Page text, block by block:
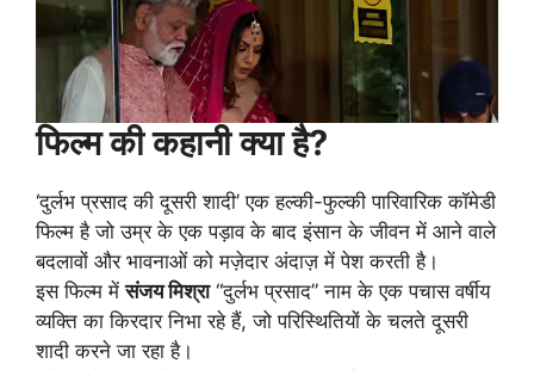
फिल्म की कहानी क्या है?
‘दुर्लभ प्रसाद की दूसरी शादी’ एक हल्की-फुल्की पारिवारिक कॉमेडी
फिल्म है जो उम्र के एक पड़ाव के बाद इंसान के जीवन में आने वाले
बदलावों और भावनाओं को मज़ेदार अंदाज़ में पेश करती है।
इस फिल्म मेंसंजय मिश्रा“दुर्लभ प्रसाद” नाम के एक पचास वर्षीय
व्यक्ति का किरदार निभा रहे हैं, जो परिस्थितियों के चलते दूसरी
शादी करने जा रहा है।